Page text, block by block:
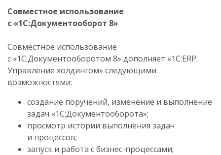
Совместное использование
с «1С:Документооборот 8»
Совместное использование
с «1С:Документооборотом 8» дополняет «1С:ERP.
Управление холдингом» следующими
возможностями:
создание поручений, изменение и выполнение
задач «1С:Документооборота»;
просмотр истории выполнения задач
и процессов;
запуск и работа с бизнес-процессами;